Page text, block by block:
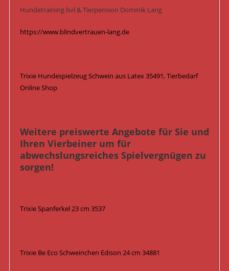
Hundetraining bvl & Tierpension Dominik Lang
https://www.blindvertrauen-lang.de
Trixie Hundespielzeug Schwein aus Latex 35491, Tierbedarf
Online Shop
Weitere preiswerte Angebote für Sie und
Ihren Vierbeiner um für
abwechslungsreiches Spielvergnügen zu
sorgen!
Trixie Spanferkel 23 cm 3537
Trixie Be Eco Schweinchen Edison 24 cm 34881